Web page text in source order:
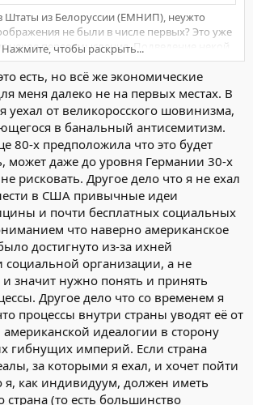
Нажмите, чтобы раскрыть...
Штаты из Белоруссии (ЕМНИП), неужто
не были в числе первых? Это уже
некое переосмысление. Подведение некой
жизненные события. Т.е. в каком-то
направлении. Как чтение от конца
ведь уже американец! И рассуждаете как
Нажмите, чтобы раскрыть...
есть, но всё же экономические
меня далеко не на первых местах. В
уехал от великоросского шовинизма,
в банальный антисемитизм.
80-х предположила что это будет
может даже до уровня Германии 30-х
рисковать. Другое дело что я не ехал
в США привычные идеи
и почти бесплатных социальных
что наверно американское
достигнуто из-за ихней
социальной организации, а не
и значит нужно понять и принять
Другое дело что со временем я
процессы внутри страны уводят её от
идеалогии в сторону
гибнущих империй. Если страна
за которыми я ехал, и хочет пойти
я, как индивидуум, должен иметь
страна (то есть большинство